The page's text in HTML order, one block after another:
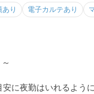
り 電子カルテあり
に夜勤はいれるよう